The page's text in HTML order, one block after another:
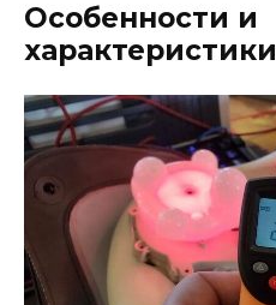
Особенности и
характеристики